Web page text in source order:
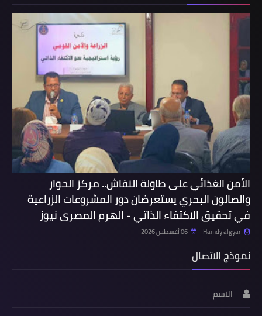
الأمن الغذائي على طاولة النقاش.. مركز الحوار
والصالون البحري يستعرضان دور المشروعات الزراعية
في تحقيق الاكتفاء الذاتي - الهرم المصرى نيوز
Hamdy algyar 06 أغسطس 2026
نموذج الاتصال
الاسم